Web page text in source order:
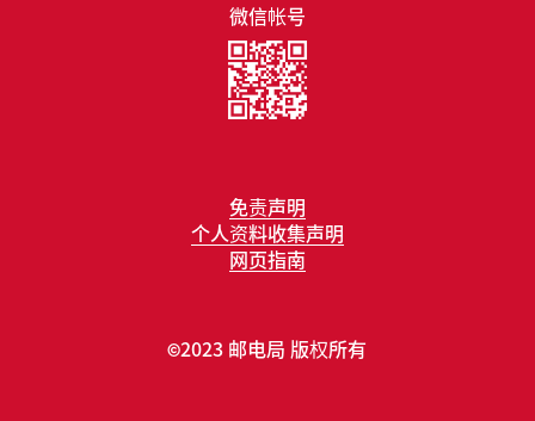
免责声明
个人资料收集声明
网页指南
微信帐号
©2023 邮电局 版权所有